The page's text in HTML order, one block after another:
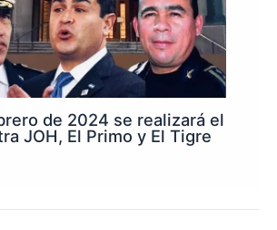
de 2024 se realizará el
JOH, El Primo y El Tigre